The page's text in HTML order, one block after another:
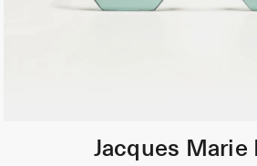
Jacques Marie